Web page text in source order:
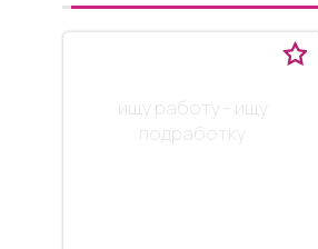
ищу работу - ищу
подработку